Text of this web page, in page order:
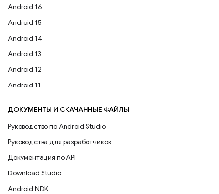
Android 16
Android 15
Android 14
Android 13
Android 12
Android 11
ДОКУМЕНТЫ И СКАЧАННЫЕ ФАЙЛЫ
Руководство по Android Studio
Руководства для разработчиков
Документация по API
Download Studio
Android NDK